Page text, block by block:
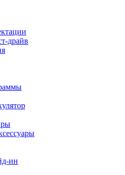
драйв
ин